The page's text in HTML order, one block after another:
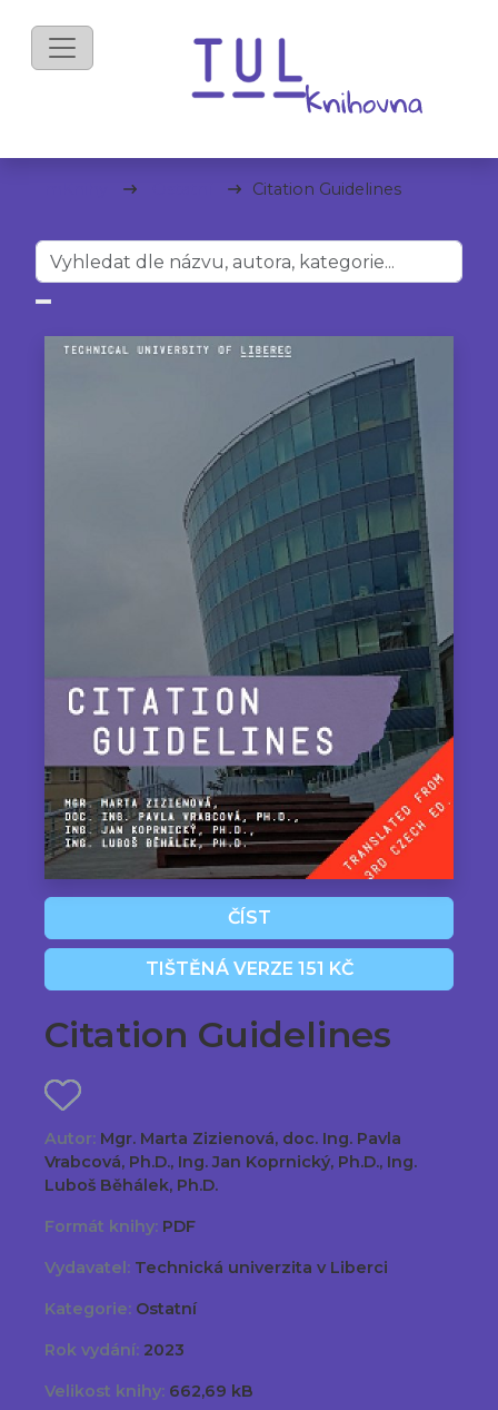
Citation Guidelines
ČÍST
TIŠTĚNÁ VERZE 151 KČ
Citation Guidelines
Autor: Mgr. Marta Zizienová, doc. Ing. Pavla
Vrabcová, Ph.D., Ing. Jan Koprnický, Ph.D., Ing.
Luboš Běhálek, Ph.D.
Formát knihy: PDF
Vydavatel: Technická univerzita v Liberci
Kategorie: Ostatní
Rok vydání: 2023
Velikost knihy: 662,69 kB